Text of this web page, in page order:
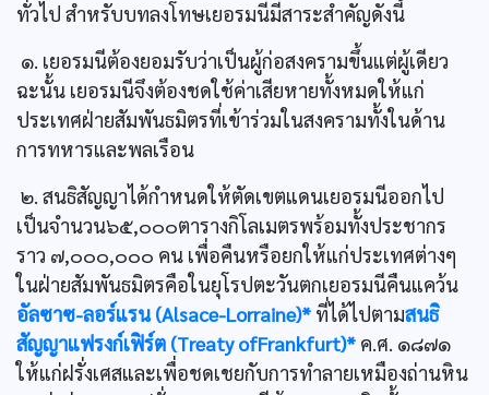
ทั่วไป สำหรับบทลงโทษเยอรมนีมีสาระสำคัญดังนี้
๑. เยอรมนีต้องยอมรับว่าเป็นผู้ก่อสงครามขึ้นแต่ผู้เดียว
ฉะนั้น เยอรมนีจึงต้องชดใช้ค่าเสียหายทั้งหมดให้แก่
ประเทศฝ่ายสัมพันธมิตรที่เข้าร่วมในสงครามทั้งในด้าน
การทหารและพลเรือน
๒. สนธิสัญญาได้กำหนดให้ตัดเขตแดนเยอรมนีออกไป
เป็นจำนวน๖๕,๐๐๐ตารางกิโลเมตรพร้อมทั้งประชากร
ราว ๗,๐๐๐,๐๐๐ คน เพื่อคืนหรือยกให้แก่ประเทศต่างๆ
ในฝ่ายสัมพันธมิตรคือในยุโรปตะวันตกเยอรมนีคืนแคว้น
อัลซาซ-ลอร์แรน (Alsace-Lorraine)* ที่ได้ไปตามสนธิ
สัญญาแฟรงก์เฟิร์ต (Treaty ofFrankfurt)* ค.ศ. ๑๘๗๑
ให้แก่ฝรั่งเศสและเพื่อชดเชยกับการทำลายเหมืองถ่านหิน